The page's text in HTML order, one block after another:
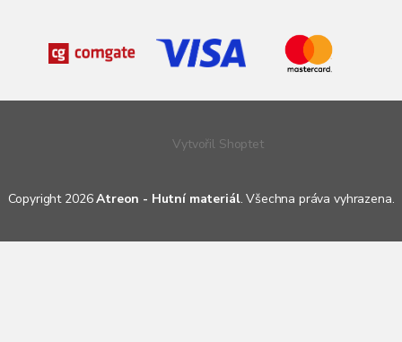
Vytvořil Shoptet
Copyright 2026Atreon - Hutní materiál. Všechna práva vyhrazena.